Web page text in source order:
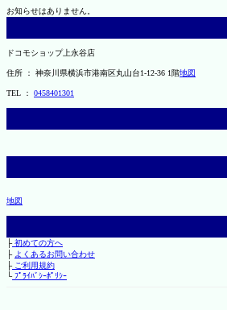
お知らせはありません。
ドコモショップ上永谷店
住所 ： 神奈川県横浜市港南区丸山台1-12-36 1階地図
TEL ： 0458401301
地図
├初めての方へ
├ よくあるお問い合わせ
├ご利用規約
└ﾌﾟﾗｲﾊﾞｼｰﾎﾟﾘｼｰ